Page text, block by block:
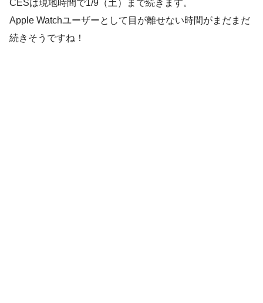
CESは現地時間で1/9（土）まで続きます。
Apple Watchユーザーとして目が離せない時間がまだまだ
続きそうですね！